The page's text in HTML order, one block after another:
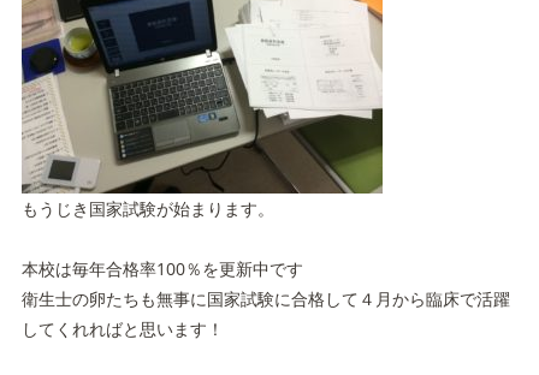
もうじき国家試験が始まります。
本校は毎年合格率100％を更新中です
衛生士の卵たちも無事に国家試験に合格して４月から臨床で活躍
してくれればと思います！